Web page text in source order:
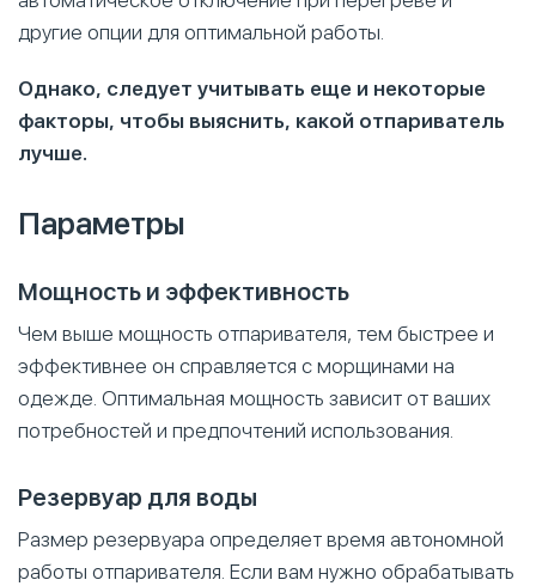
другие опции для оптимальной работы.
Однако, следует учитывать еще и некоторые
факторы, чтобы выяснить, какой отпариватель
лучше.
Параметры
Мощность и эффективность
Чем выше мощность отпаривателя, тем быстрее и
эффективнее он справляется с морщинами на
одежде. Оптимальная мощность зависит от ваших
потребностей и предпочтений использования.
Резервуар для воды
Размер резервуара определяет время автономной
работы отпаривателя. Если вам нужно обрабатывать